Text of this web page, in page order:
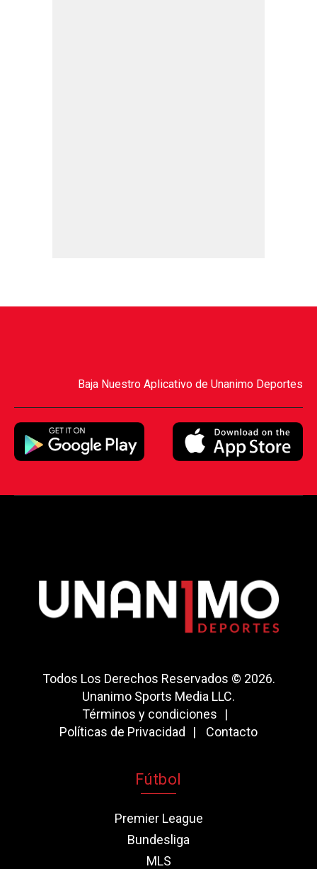
Baja Nuestro Aplicativo de Unanimo Deportes
Todos Los Derechos Reservados © 2026.
Unanimo Sports Media LLC.
Términos y condiciones
Políticas de Privacidad
Contacto
Fútbol
Premier League
Bundesliga
MLS